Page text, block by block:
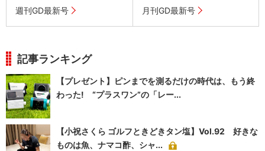
週刊GD最新号 月刊GD最新号
記事ランキング
【プレゼント】ピンまでを測るだけの時代は、もう終
わった! “プラスワン”の「レー...
【小祝さくら ゴルフときどきタン塩】Vol.92 好きな
ものは魚、ナマコ酢、シャ...